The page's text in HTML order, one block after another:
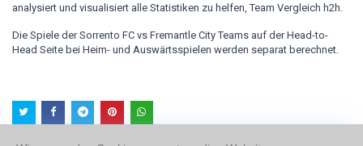
analysiert und visualisiert alle Statistiken zu helfen, Team Vergleich h2h.
Die Spiele der Sorrento FC vs Fremantle City Teams auf der Head-to-
Head Seite bei Heim- und Auswärtsspielen werden separat berechnet.